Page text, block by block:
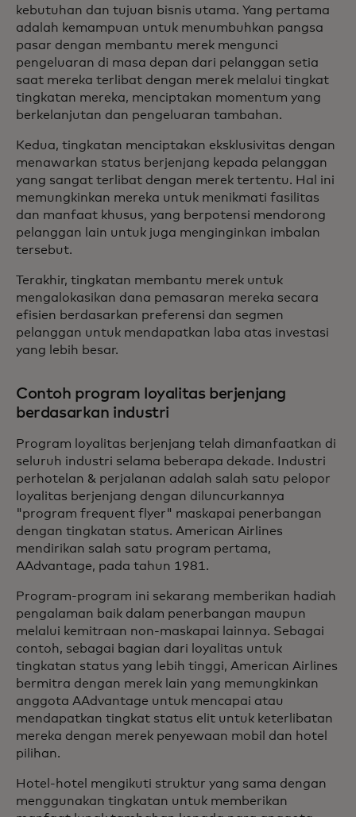
kebutuhan dan tujuan bisnis utama. Yang pertama
adalah kemampuan untuk menumbuhkan pangsa
pasar dengan membantu merek mengunci
pengeluaran di masa depan dari pelanggan setia
saat mereka terlibat dengan merek melalui tingkat
tingkatan mereka, menciptakan momentum yang
berkelanjutan dan pengeluaran tambahan.
Kedua, tingkatan menciptakan eksklusivitas dengan
menawarkan status berjenjang kepada pelanggan
yang sangat terlibat dengan merek tertentu. Hal ini
memungkinkan mereka untuk menikmati fasilitas
dan manfaat khusus, yang berpotensi mendorong
pelanggan lain untuk juga menginginkan imbalan
tersebut.
Terakhir, tingkatan membantu merek untuk
mengalokasikan dana pemasaran mereka secara
efisien berdasarkan preferensi dan segmen
pelanggan untuk mendapatkan laba atas investasi
yang lebih besar.
Contoh program loyalitas berjenjang
berdasarkan industri
Program loyalitas berjenjang telah dimanfaatkan di
seluruh industri selama beberapa dekade. Industri
perhotelan & perjalanan adalah salah satu pelopor
loyalitas berjenjang dengan diluncurkannya
"program frequent flyer" maskapai penerbangan
dengan tingkatan status. American Airlines
mendirikan salah satu program pertama,
AAdvantage, pada tahun 1981.
Program-program ini sekarang memberikan hadiah
pengalaman baik dalam penerbangan maupun
melalui kemitraan non-maskapai lainnya. Sebagai
contoh, sebagai bagian dari loyalitas untuk
tingkatan status yang lebih tinggi, American Airlines
bermitra dengan merek lain yang memungkinkan
anggota AAdvantage untuk mencapai atau
mendapatkan tingkat status elit untuk keterlibatan
mereka dengan merek penyewaan mobil dan hotel
pilihan.
Hotel-hotel mengikuti struktur yang sama dengan
menggunakan tingkatan untuk memberikan